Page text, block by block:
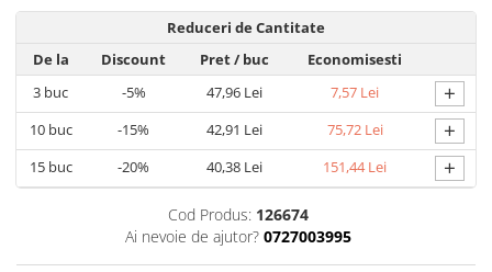
Articole pentru Gradina si Bricolaj
Corpuri de iluminat
Lampi de veghe
Articole si, Echipamente pentru
Transport şi Ridicat
Pelerine, Umbrele si Accesorii
Videoproiectoare
Accesorii Auto
Reduceri de Cantitate
De la
Discount Pret/ buc
Economisesti
3 buc -5% 47,96 Lei 7,57 Lei +
10buc -15% 42,91 Lei 75,72 Lei +
15buc -20% 40,38 Lei 151,44 Lei +
Cod Produs: 126674
Ai nevoie de ajutor? 0727003995